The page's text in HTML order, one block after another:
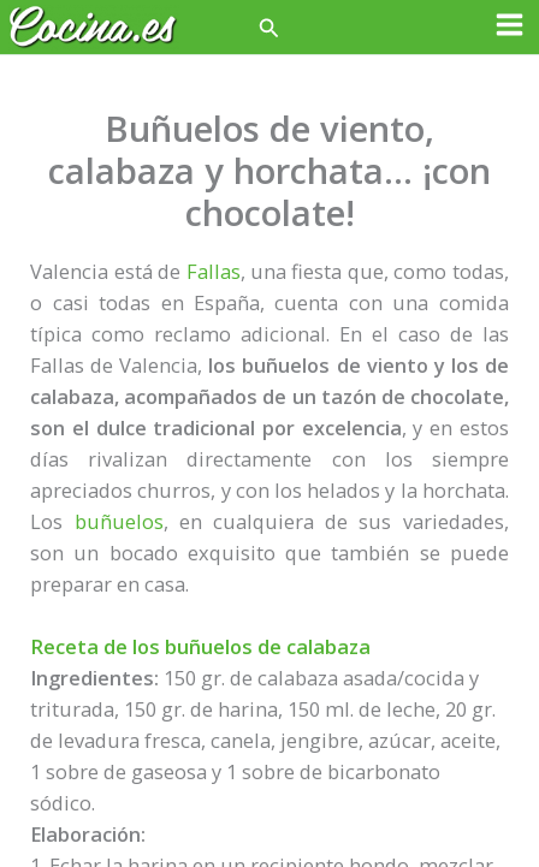
Ir
al
Buscar
Buñuelos de viento,
calabaza y horchata… ¡con
chocolate!
Valencia está de Fallas, una fiesta que, como todas,
o casi todas en España, cuenta con una comida
típica como reclamo adicional. En el caso de las
Fallas de Valencia, los buñuelos de viento y los de
calabaza, acompañados de un tazón de chocolate,
son el dulce tradicional por excelencia, y en estos
días rivalizan directamente con los siempre
apreciados churros, y con los helados y la horchata.
Los buñuelos, en cualquiera de sus variedades,
son un bocado exquisito que también se puede
preparar en casa.
Receta de los buñuelos de calabaza
Ingredientes: 150 gr. de calabaza asada/cocida y
triturada, 150 gr. de harina, 150 ml. de leche, 20 gr.
de levadura fresca, canela, jengibre, azúcar, aceite,
1 sobre de gaseosa y 1 sobre de bicarbonato
sódico.
Elaboración: